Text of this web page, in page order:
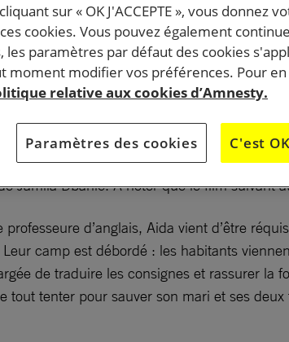
droits humains, le prochain film sera
Jamila Dbanic. A noter que le film
d’anglais, Aida vient d’être
camp est débordé : les habitants
de traduire les consignes et rassurer
tout tenter pour sauver son mari et ses
sur « OK J'ACCEPTE », vous donnez
cookies. Vous pouvez également
les paramètres par défaut des cookies
moment modifier vos préférences. Pour en
relative aux cookies d’Amnesty.
Paramètres des cookies C'est